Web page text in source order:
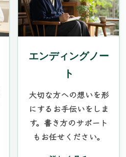
エンディングノー
ト
大切な方への想いを形
にするお手伝いをしま
す。書き方のサポート
もお任せください。